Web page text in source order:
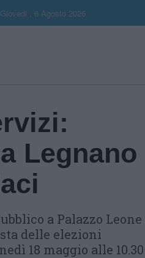
Giovedi , 6 Agosto 2026
Legnano
a Palazzo Leone
delle elezioni
18 maggio alle 10.30